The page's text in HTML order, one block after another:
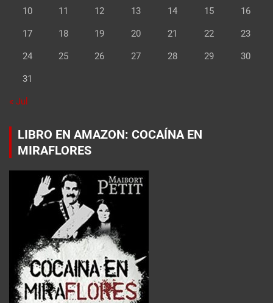
10 11 12 13 14 15 16
17 18 19 20 21 22 23
24 25 26 27 28 29 30
31
« Jul
LIBRO EN AMAZON: COCAÍNA EN
MIRAFLORES